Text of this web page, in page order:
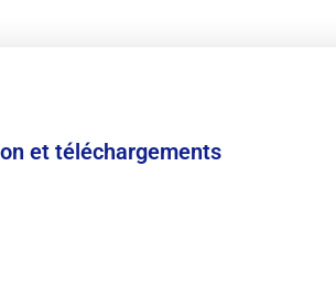
et téléchargements